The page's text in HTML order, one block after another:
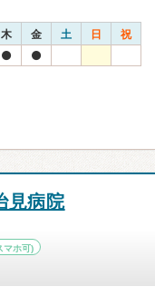
木 金 土 日 祝
見病院
マホ可)